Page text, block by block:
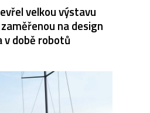
velkou výstavu
na design
v době robotů